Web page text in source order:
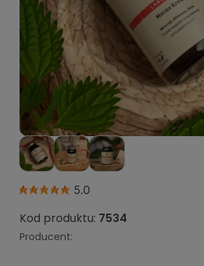
5.0
Kod produktu: 7534
Producent: